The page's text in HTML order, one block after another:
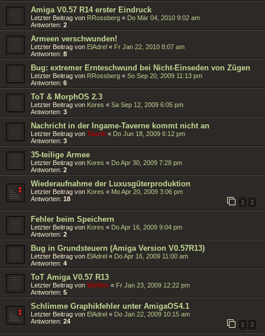
Amiga V0.57 R14 erster Eindruck
Letzter Beitrag von RRossberg « Do Mär 04, 2010 9:02 am
Antworten: 2
Armeen verschwunden!
Letzter Beitrag von ElAdrel « Fr Jan 22, 2010 8:07 am
Antworten: 8
Bug: extremer Ernteschwund bei Nicht-Einseden von Zügen
Letzter Beitrag von RRossberg « So Sep 20, 2009 11:13 pm
Antworten: 6
ToT & MorphOS 2.3
Letzter Beitrag von Kores « Sa Sep 12, 2009 6:05 pm
Antworten: 3
Nachricht in der Ingame-Taverne kommt nicht an
Letzter Beitrag von Taurik « Do Jun 18, 2009 6:12 pm
Antworten: 3
35-teilige Armee
Letzter Beitrag von Kores « Do Apr 30, 2009 7:28 pm
Antworten: 2
Wiederaufnahme der Luxusgüterproduktion
Letzter Beitrag von Kores « Mo Apr 20, 2009 3:06 pm
Antworten: 18
1 2
Fehler beim Speichern
Letzter Beitrag von Kores « Do Apr 16, 2009 9:04 pm
Antworten: 2
Bug in Grundsteuern (Amiga Version V0.57R13)
Letzter Beitrag von ElAdrel « Do Apr 16, 2009 11:00 am
Antworten: 4
ToT Amiga V0.57 R13
Letzter Beitrag von Wolfen « Fr Jan 23, 2009 12:22 pm
Antworten: 5
Schlimme Graphikfehler unter AmigaOS4.1
Letzter Beitrag von ElAdrel « Do Jan 22, 2009 10:15 am
Antworten: 24
1 2